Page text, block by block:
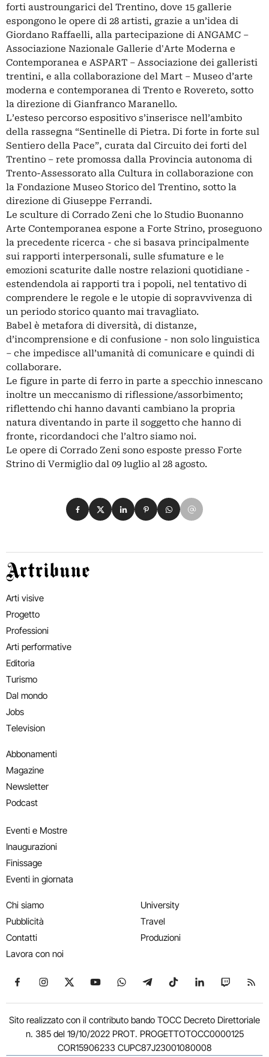
forti austroungarici del Trentino, dove 15 gallerie
espongono le opere di 28 artisti, grazie a un’idea di
Giordano Raffaelli, alla partecipazione di ANGAMC –
Associazione Nazionale Gallerie d'Arte Moderna e
Contemporanea e ASPART – Associazione dei galleristi
trentini, e alla collaborazione del Mart – Museo d’arte
moderna e contemporanea di Trento e Rovereto, sotto
la direzione di Gianfranco Maranello.
L’esteso percorso espositivo s’inserisce nell’ambito
della rassegna “Sentinelle di Pietra. Di forte in forte sul
Sentiero della Pace”, curata dal Circuito dei forti del
Trentino – rete promossa dalla Provincia autonoma di
Trento-Assessorato alla Cultura in collaborazione con
la Fondazione Museo Storico del Trentino, sotto la
direzione di Giuseppe Ferrandi.
Le sculture di Corrado Zeni che lo Studio Buonanno
Arte Contemporanea espone a Forte Strino, proseguono
la precedente ricerca - che si basava principalmente
sui rapporti interpersonali, sulle sfumature e le
emozioni scaturite dalle nostre relazioni quotidiane -
estendendola ai rapporti tra i popoli, nel tentativo di
comprendere le regole e le utopie di sopravvivenza di
un periodo storico quanto mai travagliato.
Babel è metafora di diversità, di distanze,
d’incomprensione e di confusione - non solo linguistica
– che impedisce all’umanità di comunicare e quindi di
collaborare.
Le figure in parte di ferro in parte a specchio innescano
inoltre un meccanismo di riflessione/assorbimento;
riflettendo chi hanno davanti cambiano la propria
natura diventando in parte il soggetto che hanno di
fronte, ricordandoci che l’altro siamo noi.
Le opere di Corrado Zeni sono esposte presso Forte
Strino di Vermiglio dal 09 luglio al 28 agosto.
Condividi su Facebook
Condividi su X
Condividi su LinkedIn
Condividi su Pinterest
Condividi su WhatsApp
Condividi su Email
Artribune
Arti visive
Progetto
Professioni
Arti performative
Editoria
Turismo
Dal mondo
Jobs
Television
Abbonamenti
Magazine
Newsletter
Podcast
Eventi e Mostre
Inaugurazioni
Finissage
Eventi in giornata
Chi siamo
Pubblicità
Contatti
Lavora con noi
University
Travel
Produzioni
Seguici su Facebook
Seguici su Instagram
Seguici su X
Seguici su YouTube
Seguici su WhatsApp
Seguici su Telegram
Seguici su TikTok
Seguici su
Seguici
Sito realizzato con il contributo bando TOCC Decreto Direttoriale
n. 385 del 19/10/2022 PROT. PROGETTOTOCC0000125
COR15906233 CUPC87J23001080008